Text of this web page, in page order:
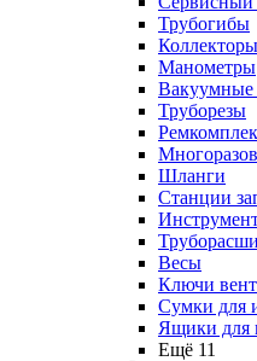
Трубогибы
Манометры
Вакуумные
Труборезы
Шланги
Станции
Весы
Ключи
Сумки для
Ящики для
Ещё 11